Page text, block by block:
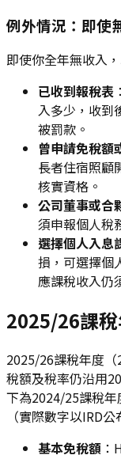
例外情況：即使
即使你全年無收入
已收到報稅表
入多少，收到
被罰款。
曾申請免稅額
長者住宿照顧
核實資格。
公司董事或合
須申報個人稅
選擇個人入息
損，可選擇個
應課稅收入仍
2025/26課
2025/26課稅年度
稅額及稅率仍沿用
下為2024/25課稅
（實際數字以IRD公
基本免稅額